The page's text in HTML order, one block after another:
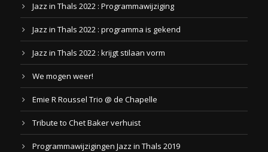
Jazz in Thals 2022 : Programmawijziging
Jazz in Thals 2022 : programma is gekend
Jazz in Thals 2022 : krijgt stilaan vorm
We mogen weer!
Emie R Roussel Trio @ de Chapelle
Tribute to Chet Baker verhuist
Programmawijzigingen Jazz in Thals 2019